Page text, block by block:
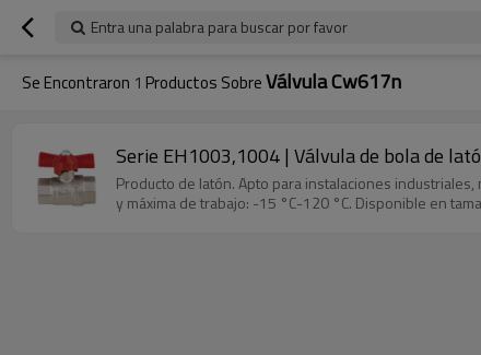
Entra una palabra para buscar por favor
Se Encontraron 1 Productos SobreVálvula Cw617n
Serie EH1003,1004 | Válvula de bola de
Producto de latón. Apto para instalaciones
y máxima de trabajo: -15 °C-120 °C. Disponible en